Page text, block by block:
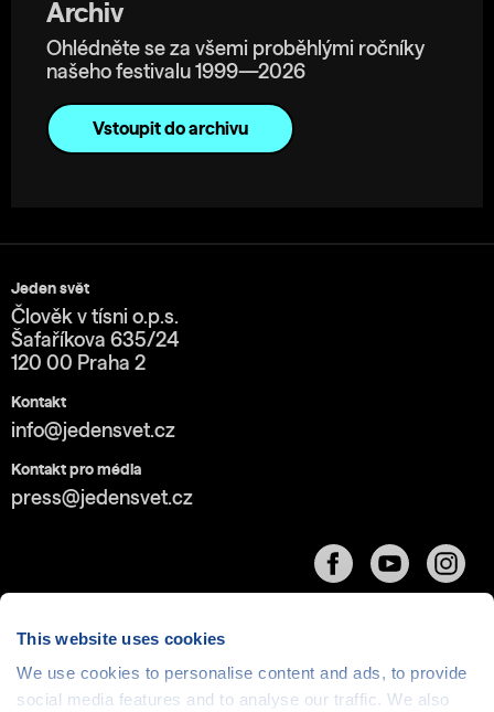
This website uses cookies
We use cookies to personalise content and ads, to provide
social media features and to analyse our traffic. We also
Archiv
Ohlédněte se za všemi proběhlými ročníky
našeho festivalu 1999—2026
Vstoupit do archivu
Jeden svět
Člověk v tísni o.p.s.
Šafaříkova 635/24
120 00 Praha 2
Kontakt
info@jedensvet.cz
Kontakt pro média
press@jedensvet.cz
Cookies| © 1999-2026 Člověk v tísni o.p.s., web běží